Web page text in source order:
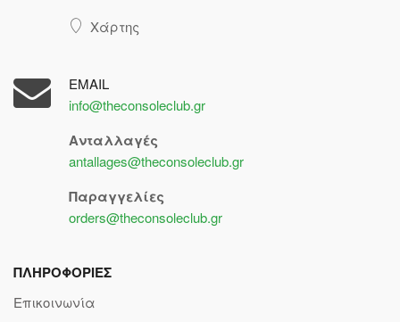
Χάρτης
EMAIL
info@theconsoleclub.gr
Ανταλλαγές
antallages@theconsoleclub.gr
Παραγγελίες
orders@theconsoleclub.gr
ΠΛΗΡΟΦΟΡΙΕΣ
Επικοινωνία